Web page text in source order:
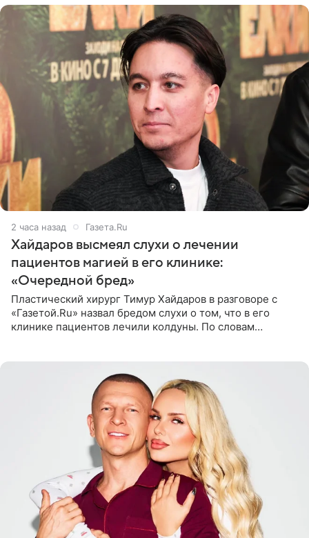
2 часа назад Газета.Ru
Хайдаров высмеял слухи о лечении
пациентов магией в его клинике:
«Очередной бред»
Пластический хирург Тимур Хайдаров в разговоре с
«Газетой.Ru» назвал бредом слухи о том, что в его
клинике пациентов лечили колдуны. По словам